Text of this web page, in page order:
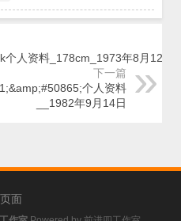
人资料_178cm_1973年8月12日
下一篇
个人资料
__1982年9月14日
面